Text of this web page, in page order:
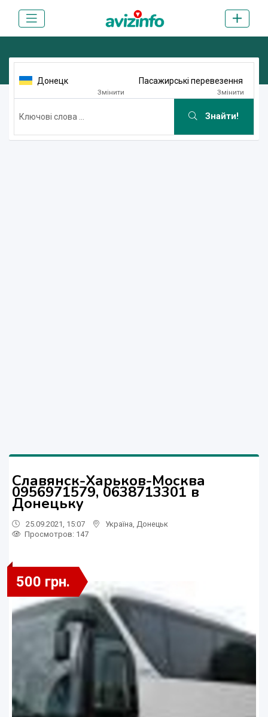
Донецк
Змінити
Пасажирські перевезення
Змінити
Знайти!
Славянск-Харьков-Москва
0956971579, 0638713301 в
Донецьку
25.09.2021, 15:07 Україна Донецьк
Просмотров: 147
500 грн.